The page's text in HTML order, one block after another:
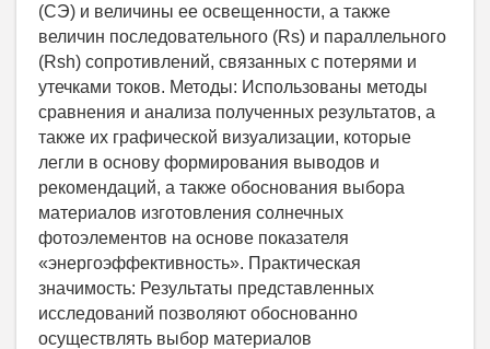
(СЭ) и величины ее освещенности, а также
величин последовательного (Rs) и параллельного
(Rsh) сопротивлений, связанных с потерями и
утечками токов. Методы: Использованы методы
сравнения и анализа полученных результатов, а
также их графической визуализации, которые
легли в основу формирования выводов и
рекомендаций, а также обоснования выбора
материалов изготовления солнечных
фотоэлементов на основе показателя
«энергоэффективность». Практическая
значимость: Результаты представленных
исследований позволяют обоснованно
осуществлять выбор материалов